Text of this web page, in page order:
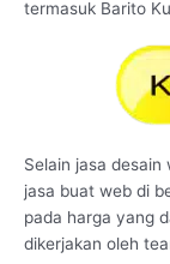
termasuk Barito
Selain jasa
jasa buat web di
pada harga yang
dikerjakan oleh